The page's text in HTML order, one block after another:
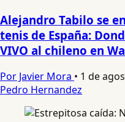
Alejandro Tabilo se
tenis de España:
VIVO al chileno en
Por Javier Mora • 1 de
Pedro Hernandez